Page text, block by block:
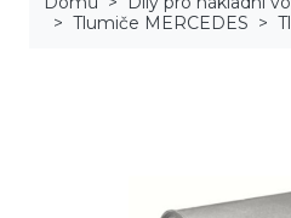
Tlumiče MERCEDES